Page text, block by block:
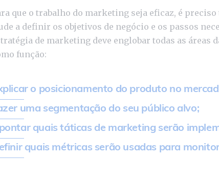
que o trabalho do marketing seja eficaz, é
a definir os objetivos de negócio e os passos
de marketing deve englobar todas as áreas
função:
o posicionamento do produto no
uma segmentação do seu público alvo;
quais táticas de marketing serão
quais métricas serão usadas para